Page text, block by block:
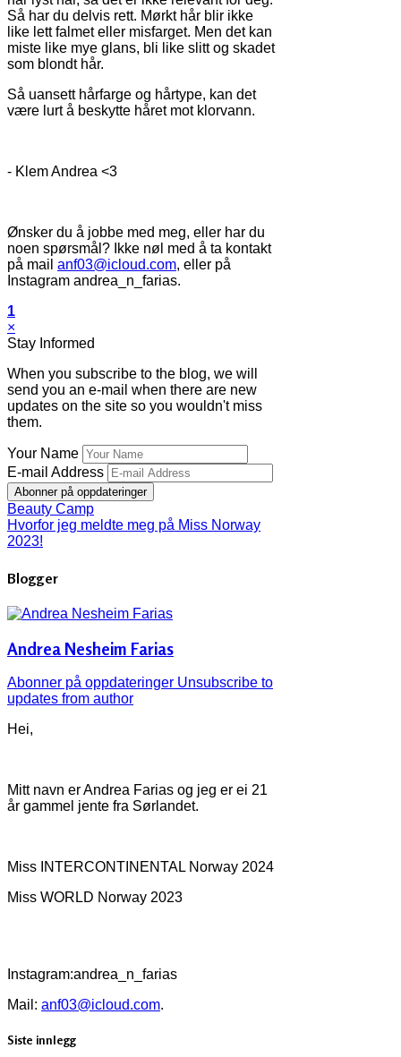
Så har du delvis rett. Mørkt hår blir ikke
like lett falmet eller misfarget. Men det kan
miste like mye glans, bli like slitt og skadet
som blondt hår.
Så uansett hårfarge og hårtype, kan det
være lurt å beskytte håret mot klorvann.
- Klem Andrea <3
Ønsker du å jobbe med meg, eller har du
noen spørsmål? Ikke nøl med å ta kontakt
på mail anf03@icloud.com, eller på
Instagram andrea_n_farias.
1
×
Stay Informed
When you subscribe to the blog, we will
send you an e-mail when there are new
updates on the site so you wouldn't miss
them.
Your Name
E-mail Address
Abonner på oppdateringer
Beauty Camp
Hvorfor jeg meldte meg på Miss Norway
2023!
Blogger
Andrea Nesheim Farias
Abonner på oppdateringer Unsubscribe to
updates from author
Hei,
Mitt navn er Andrea Farias og jeg er ei 21
år gammel jente fra Sørlandet.
Miss INTERCONTINENTAL Norway 2024
Miss WORLD Norway 2023
Instagram:andrea_n_farias
Mail: anf03@icloud.com.
Siste innlegg